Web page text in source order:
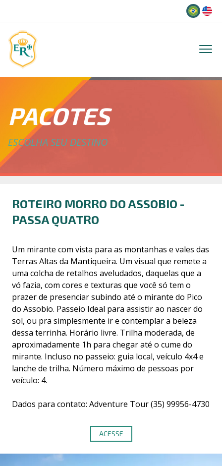
PACOTES
ESCOLHA SEU DESTINO
ROTEIRO MORRO DO ASSOBIO -
PASSA QUATRO
Um mirante com vista para as montanhas e vales das
Terras Altas da Mantiqueira. Um visual que remete a
uma colcha de retalhos aveludados, daquelas que a
vó fazia, com cores e texturas que você só tem o
prazer de presenciar subindo até o mirante do Pico
do Assobio. Passeio Ideal para assistir ao nascer do
sol, ou pra simplesmente ir e contemplar a beleza
dessa terrinha. Horário livre. Trilha moderada, de
aproximadamente 1h para chegar até o cume do
mirante. Incluso no passeio: guia local, veículo 4x4 e
lanche de trilha. Número máximo de pessoas por
veículo: 4.
Dados para contato: Adventure Tour (35) 99956-4730
ACESSE